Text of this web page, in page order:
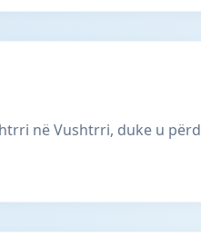
në Vushtrri, duke u